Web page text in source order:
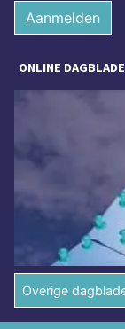
Aanmelden
ONLINE
Overige